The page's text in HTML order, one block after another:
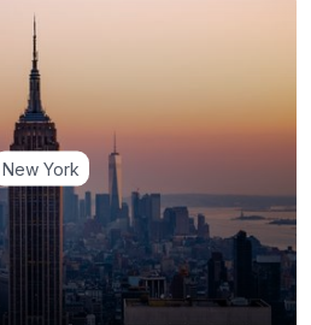
New York